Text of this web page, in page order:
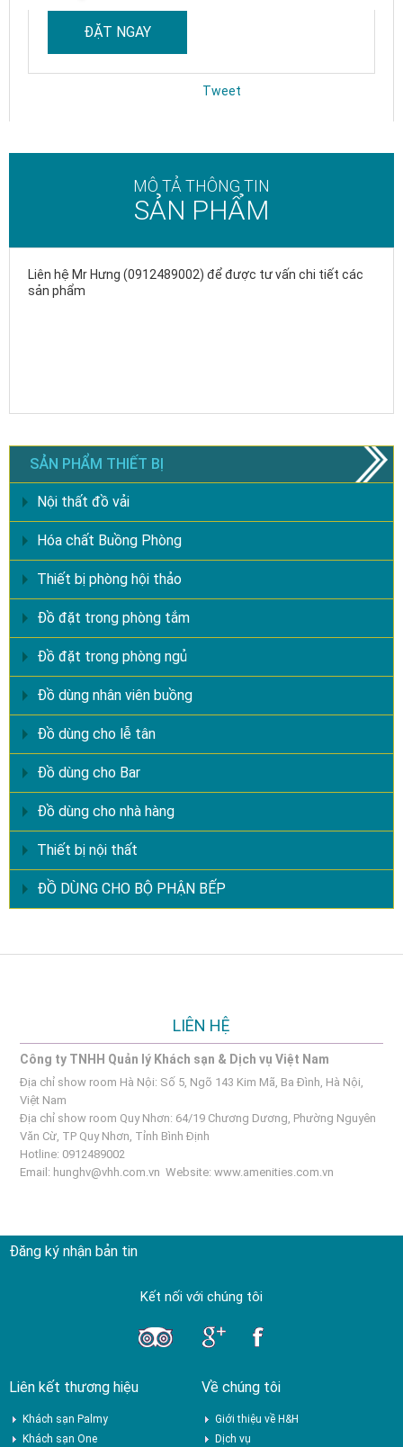
ĐẶT NGAY
Tweet
MÔ TẢ THÔNG TIN
SẢN PHẨM
Liên hệ Mr Hưng (0912489002) để được tư vấn chi tiết các
sản phẩm
SẢN PHẨM THIẾT BỊ
Nội thất đồ vải
Hóa chất Buồng Phòng
Thiết bị phòng hội thảo
Đồ đặt trong phòng tắm
Đồ đặt trong phòng ngủ
Đồ dùng nhân viên buồng
Đồ dùng cho lễ tân
Đồ dùng cho Bar
Đồ dùng cho nhà hàng
Thiết bị nội thất
ĐỒ DÙNG CHO BỘ PHẬN BẾP
LIÊN HỆ
Công ty TNHH Quản lý Khách sạn & Dịch vụ Việt Nam
Địa chỉ show room Hà Nội: Số 5, Ngõ 143 Kim Mã, Ba Đình, Hà Nội,
Việt Nam
Địa chỉ show room Quy Nhơn: 64/19 Chương Dương, Phường Nguyên
Văn Cừ, TP Quy Nhơn, Tỉnh Bình Định
Hotline: 0912489002
Email: hunghv@vhh.com.vn Website:www.amenities.com.vn
Đăng ký nhận bản tin
Kết nối với chúng tôi
Liên kết thương hiệu
Khách sạn Palmy
Khách sạn One
Về chúng tôi
Giới thiệu về H&H
Dịch vụ